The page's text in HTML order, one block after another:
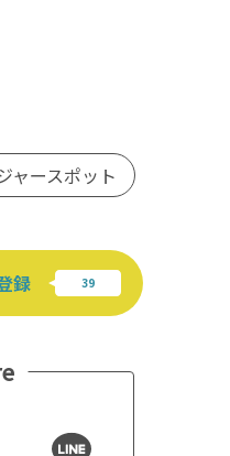
ャースポット
録
Line